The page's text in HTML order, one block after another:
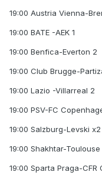
19:00 Austria Vienna-
19:00 BATE -AEK 1
19:00 Benfica-Everton 2
19:00 Club Brugge-
19:00 Lazio -Villarreal 2
19:00 PSV-FC
19:00 Salzburg-Levski x2
19:00 Shakhtar-Toulouse
19:00 Sparta Praga-CFR